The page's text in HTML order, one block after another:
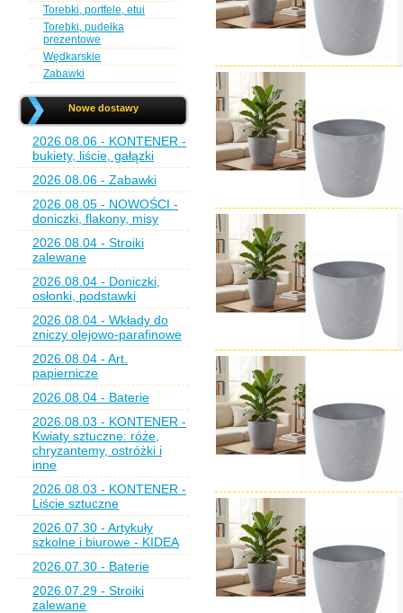
Torebki, portfele, etui
Torebki, pudełka
prezentowe
Wędkarskie
Zabawki
Nowe dostawy
2026.08.06 - KONTENER -
bukiety, liście, gałązki
2026.08.06 - Zabawki
2026.08.05 - NOWOŚCI -
doniczki, flakony, misy
2026.08.04 - Stroiki
zalewane
2026.08.04 - Doniczki,
osłonki, podstawki
2026.08.04 - Wkłady do
zniczy olejowo-parafinowe
2026.08.04 - Art.
papiernicze
2026.08.04 - Baterie
2026.08.03 - KONTENER -
Kwiaty sztuczne: róże,
chryzantemy, ostróżki i
inne
2026.08.03 - KONTENER -
Liście sztuczne
2026.07.30 - Artykuły
szkolne i biurowe - KIDEA
2026.07.30 - Baterie
2026.07.29 - Stroiki
zalewane